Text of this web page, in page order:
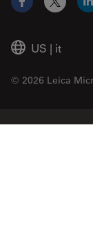
US | it
© 2026 Leica
Facebook
X